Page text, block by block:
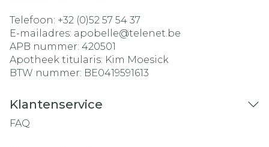
Telefoon: +32 (0)52 57 54 37
E-mailadres: apobelle@telenet.be
APB nummer: 420501
Apotheek titularis: Kim Moesick
BTW nummer: BE0419591613
Klantenservice
FAQ